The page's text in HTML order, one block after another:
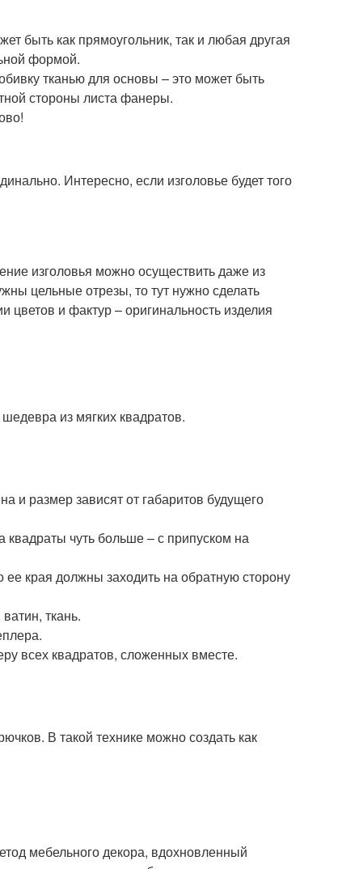
быть как прямоугольник, так и любая другая
формой.
тканью для основы – это может быть
стороны листа фанеры.
Интересно, если изголовье будет того
изголовья можно осуществить даже из
цельные отрезы, то тут нужно сделать
и фактур – оригинальность изделия
из мягких квадратов.
и размер зависят от габаритов будущего
чуть больше – с припуском на
края должны заходить на обратную сторону
ткань.
всех квадратов, сложенных вместе.
В такой технике можно создать как
мебельного декора, вдохновленный